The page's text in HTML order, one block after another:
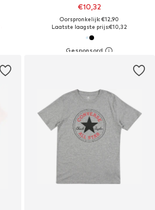
€10,32
Oorspronkelijk: €12,90
Laatste laagste prijs:€10,32